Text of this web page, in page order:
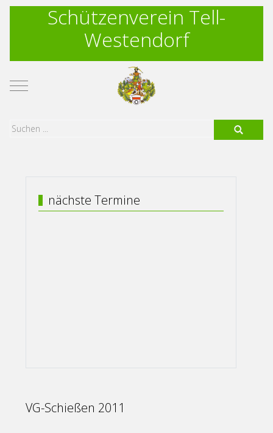
Schützenverein Tell-
Westendorf
Mobile Menu Toggle
nächste Termine
VG-Schießen 2011